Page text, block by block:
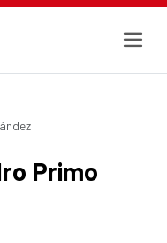
Primo